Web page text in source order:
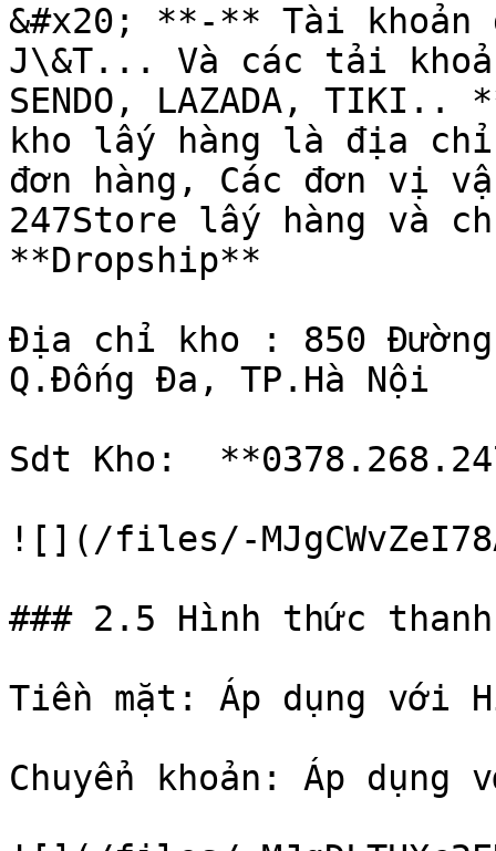
&#x20; **-** Tài khoản
J\&T... Và các tải khoản
SENDO, LAZADA,
kho lấy hàng là địa
đơn hàng, Các đơn vị
247Store lấy hàng và
**Dropship**
Địa chỉ kho : 850 Đường
Q.Đống Đa, TP.Hà Nội
Sdt Kho:
![](/files/-
### 2.5 Hình thức
Tiền mặt: Áp dụng với
Chuyển khoản: Áp